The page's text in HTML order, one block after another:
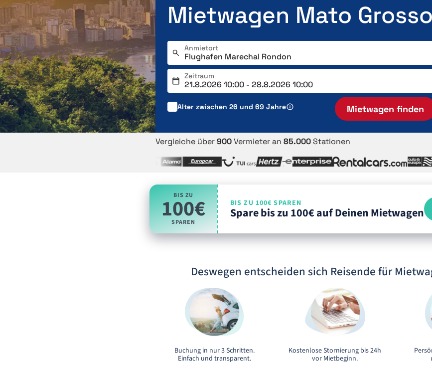
Mietwagen Mato Grosso
Anmietort
Zeitraum
Alter zwischen 26 und 69 Jahre Mietwagen finden
Vergleiche über900Vermieter an 85.000Stationen
BIS ZU
100€
SPAREN
BIS ZU 100€ SPAREN
Spare bis zu 100€ auf Deinen Mietwagen
Deswegen entscheiden sich Reisende für
Buchung in nur 3 Schritten.
Einfach und transparent.
Kostenlose Stornierung bis 24h
vor Mietbeginn.